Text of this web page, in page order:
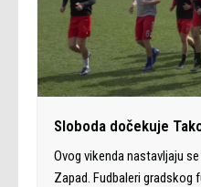
Sloboda dočekuje
Ovog vikenda nastavljaju
Zapad. Fudbaleri gradskog